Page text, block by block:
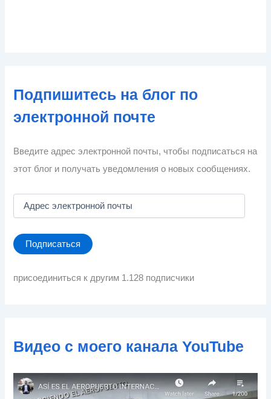
Подпишитесь на блог по
электронной почте
Введите адрес электронной почты, чтобы подписаться на
этот блог и получать уведомления о новых сообщениях.
е
с
е
н
й
п
Подписаться
присоединиться к другим 1.128 подписчики
Видео с моего канала YouTube